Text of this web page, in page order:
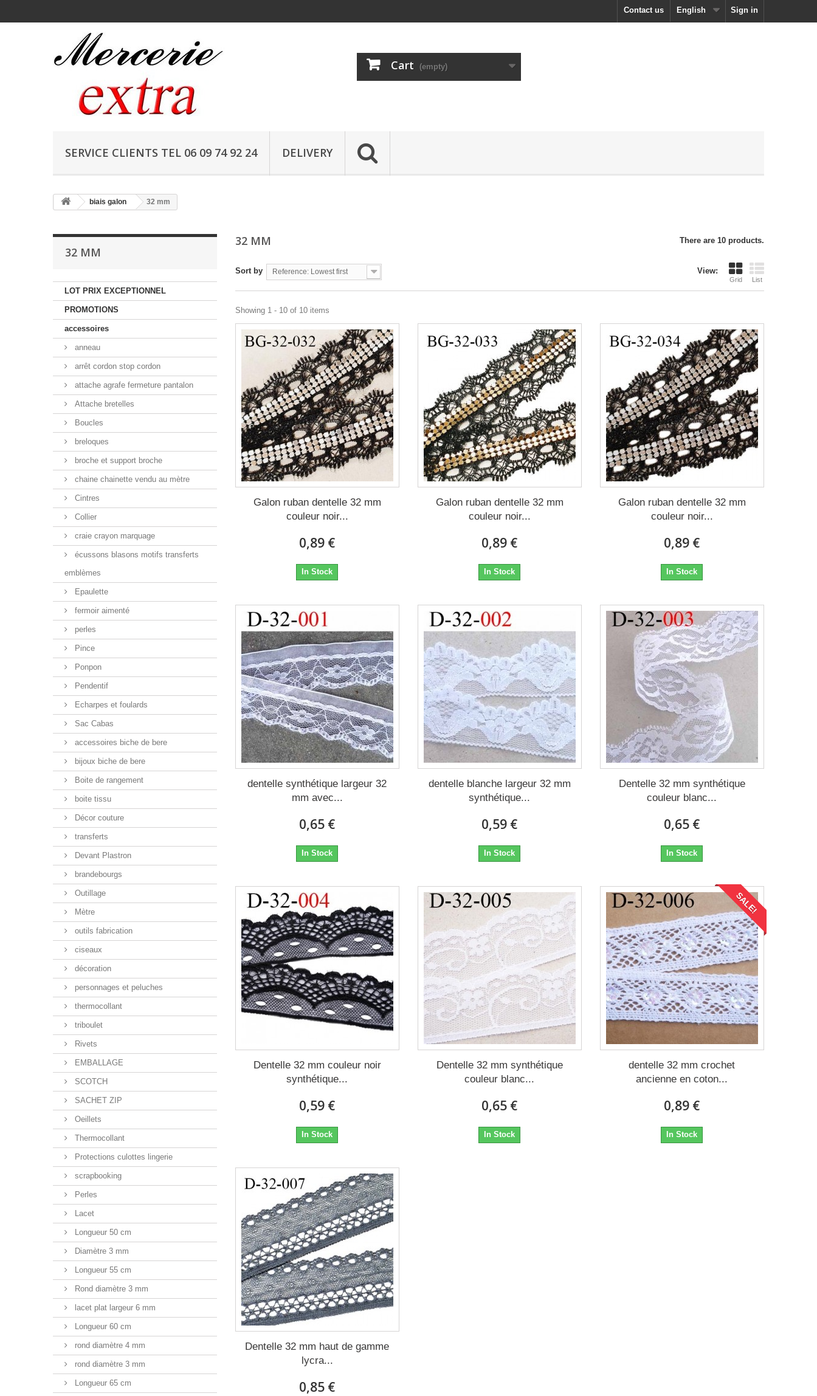
Sign in
English
Contact us
Cart (empty)
SERVICE CLIENTS TEL 06 09 74 92 24 DELIVERY
biais galon 32 mm
32 MM
LOT PRIX EXCEPTIONNEL
PROMOTIONS
accessoires
anneau
arrêt cordon stop cordon
attache agrafe fermeture pantalon
Attache bretelles
Boucles
breloques
broche et support broche
chaine chainette vendu au mètre
Cintres
Collier
craie crayon marquage
écussons blasons motifs transferts
emblèmes
Epaulette
fermoir aimenté
perles
Pince
Ponpon
Pendentif
Echarpes et foulards
Sac Cabas
accessoires biche de bere
bijoux biche de bere
Boite de rangement
boite tissu
Décor couture
transferts
Devant Plastron
brandebourgs
Outillage
Mètre
outils fabrication
ciseaux
décoration
personnages et peluches
thermocollant
triboulet
Rivets
EMBALLAGE
SCOTCH
SACHET ZIP
Oeillets
Thermocollant
Protections culottes lingerie
scrapbooking
Perles
Lacet
Longueur 50 cm
Diamètre 3 mm
Longueur 55 cm
Rond diamètre 3 mm
lacet plat largeur 6 mm
Longueur 60 cm
rond diamètre 4 mm
rond diamètre 3 mm
Longueur 65 cm
32 MM There are 10 products.
View:
Grid List
Sort by Reference: Lowest first
Showing 1 - 10 of 10 items
Galon ruban dentelle 32 mm
couleur noir...
0,89 €
In Stock
Galon ruban dentelle 32 mm
couleur noir...
0,89 €
In Stock
Galon ruban dentelle 32 mm
couleur noir...
0,89 €
In Stock
dentelle synthétique largeur 32
mm avec...
0,65 €
In Stock
dentelle blanche largeur 32 mm
synthétique...
0,59 €
In Stock
Dentelle 32 mm synthétique
couleur blanc...
0,65 €
In Stock
Dentelle 32 mm couleur noir
synthétique...
0,59 €
In Stock
Dentelle 32 mm synthétique
couleur blanc...
0,65 €
In Stock
SALE!
dentelle 32 mm crochet
ancienne en coton...
0,89 €
In Stock
Dentelle 32 mm haut de gamme
lycra...
0,85 €